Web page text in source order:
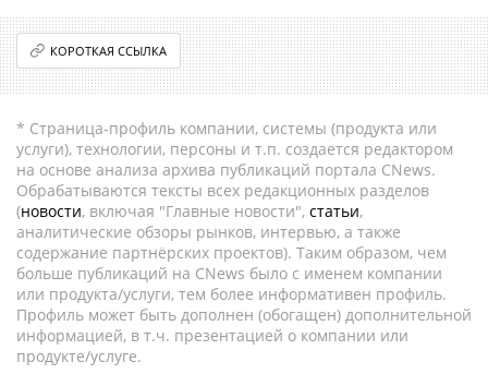
КОРОТКАЯ ССЫЛКА
* Страница-профиль компании, системы (продукта или
услуги), технологии, персоны и т.п. создается редактором
на основе анализа архива публикаций портала CNews.
Обрабатываются тексты всех редакционных разделов
(новости, включая "Главные новости", статьи,
аналитические обзоры рынков, интервью, а также
содержание партнёрских проектов). Таким образом, чем
больше публикаций на CNews было с именем компании
или продукта/услуги, тем более информативен профиль.
Профиль может быть дополнен (обогащен) дополнительной
информацией, в т.ч. презентацией о компании или
продукте/услуге.